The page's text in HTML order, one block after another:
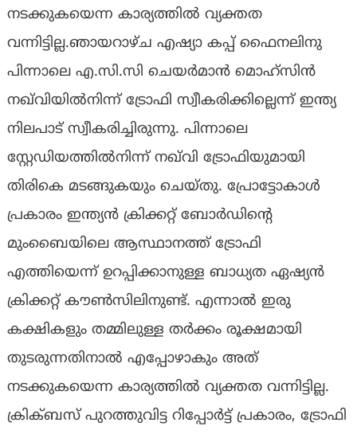
നടക്കുകയെന്ന കാര്യത്തിൽ വ്യക്തത
വന്നിട്ടില്ല.ഞായറാഴ്ച എഷ്യാ കപ്പ് ഫൈനലിനു
പിന്നാലെ എ.സി.സി ചെയർമാൻ മൊഹ്സിൻ
നഖ്‌വിയിൽനിന്ന് ട്രോഫി സ്വീകരിക്കില്ലെന്ന് ഇന്ത്യ
നിലപാട് സ്വീകരിച്ചിരുന്നു. പിന്നാലെ
സ്റ്റേഡിയത്തിൽനിന്ന് നഖ്‌വി ട്രോഫിയുമായി
തിരികെ മടങ്ങുകയും ചെയ്തു. പ്രോട്ടോകാൾ
പ്രകാരം ഇന്ത്യൻ ക്രിക്കറ്റ് ബോർഡിന്‍റെ
മുംബൈയിലെ ആസ്ഥാനത്ത് ട്രോഫി
എത്തിയെന്ന് ഉറപ്പിക്കാനുള്ള ബാധ്യത ഏഷ്യൻ
ക്രിക്കറ്റ് കൗൺസിലിനുണ്ട്. എന്നാൽ ഇരു
കക്ഷികളും തമ്മിലുള്ള തർക്കം രൂക്ഷമായി
തുടരുന്നതിനാൽ എപ്പോഴാകും അത്
നടക്കുകയെന്ന കാര്യത്തിൽ വ്യക്തത വന്നിട്ടില്ല.
ക്രിക്ബസ് പുറത്തുവിട്ട റിപ്പോർട്ട് പ്രകാരം, ട്രോഫി